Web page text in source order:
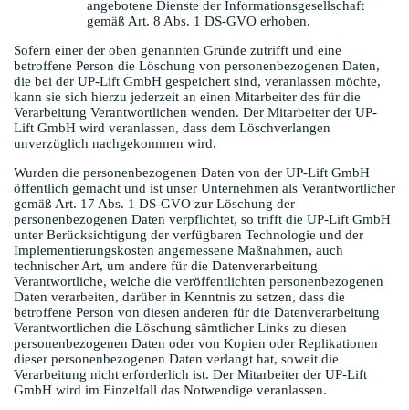
angebotene Dienste der Informationsgesellschaft
gemäß Art. 8 Abs. 1 DS-GVO erhoben.
Sofern einer der oben genannten Gründe zutrifft und eine
betroffene Person die Löschung von personenbezogenen Daten,
die bei der UP-Lift GmbH gespeichert sind, veranlassen möchte,
kann sie sich hierzu jederzeit an einen Mitarbeiter des für die
Verarbeitung Verantwortlichen wenden. Der Mitarbeiter der UP-
Lift GmbH wird veranlassen, dass dem Löschverlangen
unverzüglich nachgekommen wird.
Wurden die personenbezogenen Daten von der UP-Lift GmbH
öffentlich gemacht und ist unser Unternehmen als Verantwortlicher
gemäß Art. 17 Abs. 1 DS-GVO zur Löschung der
personenbezogenen Daten verpflichtet, so trifft die UP-Lift GmbH
unter Berücksichtigung der verfügbaren Technologie und der
Implementierungskosten angemessene Maßnahmen, auch
technischer Art, um andere für die Datenverarbeitung
Verantwortliche, welche die veröffentlichten personenbezogenen
Daten verarbeiten, darüber in Kenntnis zu setzen, dass die
betroffene Person von diesen anderen für die Datenverarbeitung
Verantwortlichen die Löschung sämtlicher Links zu diesen
personenbezogenen Daten oder von Kopien oder Replikationen
dieser personenbezogenen Daten verlangt hat, soweit die
Verarbeitung nicht erforderlich ist. Der Mitarbeiter der UP-Lift
GmbH wird im Einzelfall das Notwendige veranlassen.